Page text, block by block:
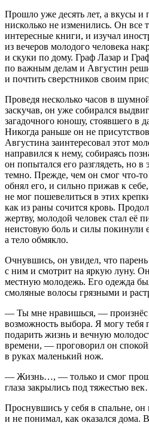
Прошло уже десять лет, а вкусы и
нисколько не изменились. Он все
интересные книги, и изучал
из вечеров молодого человека
и скуки по дому. Граф Лазар и
по важным делам и Августин
и почтить сверстников своим
Проведя несколько часов в
заскучав, он уже собирался
загадочного юношу, стоявшего в
Никогда раньше он не
Августина заинтересовал этот
направился к нему, собираясь
он попытался его разглядеть, но
темно. Прежде, чем он смог что-то
обнял его, и сильно прижав к
не мог пошевелиться в этих
как из раны сочится кровь.
жертву, молодой человек стал её
неистовую боль и силы покинули
а тело обмякло.
Очнувшись, он увидел, что
с ним и смотрит на яркую луну.
местную молодежь. Его одежда
смоляные волосы грязными и
— Ты мне нравишься, — произнёс
возможность выбора. Я могу тебя
подарить жизнь и вечную
времени, — проговорил он
в руках маленький нож.
— Жизнь…, — только и смог
глаза закрылись под тяжестью
Проснувшись у себя в спальне,
и не понимал, как оказался дома.